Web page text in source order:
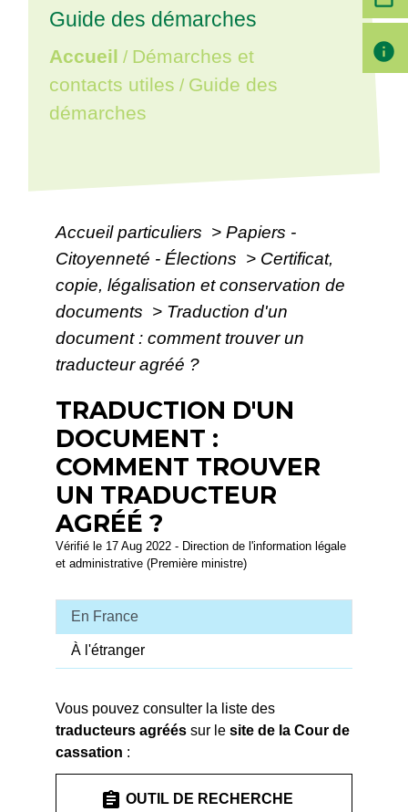
Guide des démarches
Accueil / Démarches et
contacts utiles / Guide des
démarches
Accueil particuliers > Papiers -
Citoyenneté - Élections > Certificat,
copie, légalisation et conservation de
documents > Traduction d'un
document : comment trouver un
traducteur agréé ?
TRADUCTION D'UN
DOCUMENT :
COMMENT TROUVER
UN TRADUCTEUR
AGRÉÉ ?
Vérifié le 17 Aug 2022 - Direction de l'information légale
et administrative (Première ministre)
En France
À l'étranger
Vous pouvez consulter la liste des
traducteurs agréés sur lesite de la Cour de
cassation :
assignment OUTIL DE RECHERCHE
info